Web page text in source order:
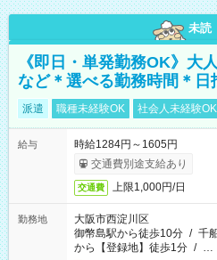
未読
《即日・単発勤務OK》大
など＊選べる勤務時間＊日
派遣 職種未経験OK 社会人未経験OK
給与
時給1284円～1605円
交通費別途支給あり
交通費 上限1,000円/日
勤務地
大阪市西淀川区
御幣島駅から徒歩10分 / 千
から【登録地】徒歩1分 / …